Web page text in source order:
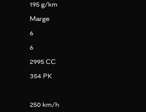
195 g/km
Marge
6
6
2995 CC
354 PK
250 km/h